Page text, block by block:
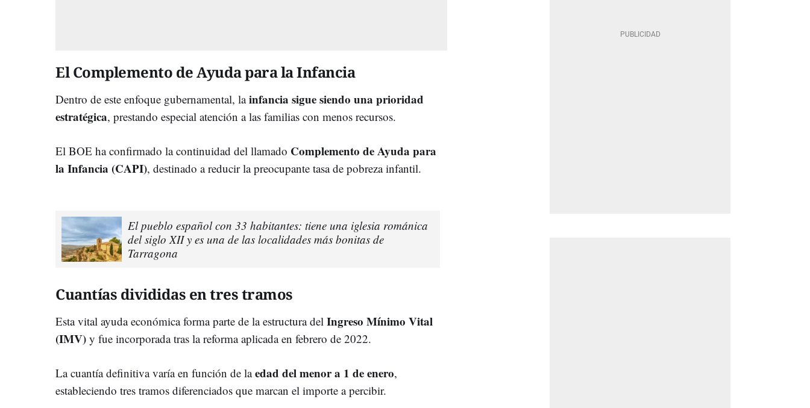
El Complemento de Ayuda para la Infancia
Dentro de este enfoque gubernamental, lainfancia sigue siendo una prioridad
estratégica, prestando especial atención a las familias con menos recursos.
El BOE ha confirmado la continuidad del llamado Complemento de Ayuda para
la Infancia (CAPI), destinado a reducir la preocupante tasa de pobreza infantil.
El pueblo español con 33 habitantes: tiene una iglesia románica
del siglo XII y es una de las localidades más bonitas de
Tarragona
Cuantías divididas en tres tramos
Esta vital ayuda económica forma parte de la estructura del Ingreso Mínimo Vital
(IMV) y fue incorporada tras la reforma aplicada en febrero de 2022.
La cuantía definitiva varía en función de laedad del menor a 1 de enero,
estableciendo tres tramos diferenciados que marcan el importe a percibir.